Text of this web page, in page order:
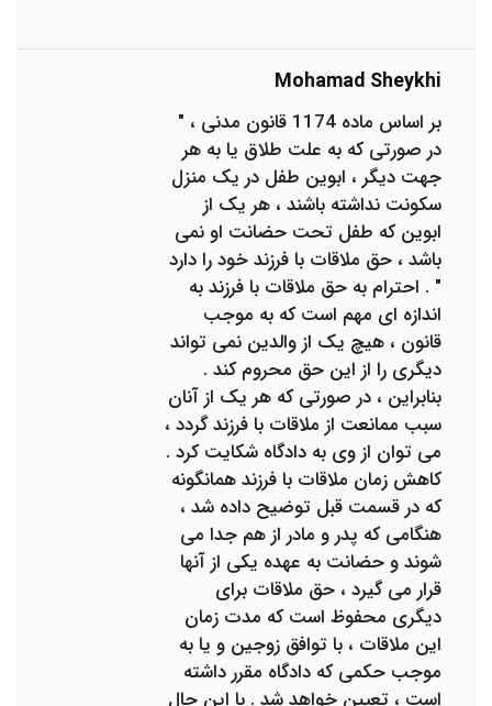
Mohamad Sheykhi
بر اساس ماده 1174 قانون مدنی ، "
در صورتی که به علت طلاق یا به هر
جهت دیگر ، ابوین طفل در یک منزل
سکونت نداشته باشند ، هر یک از
ابوین که طفل تحت حضانت او نمی
باشد ، حق ملاقات با فرزند خود را دارد
" . احترام به حق ملاقات با فرزند به
اندازه ای مهم است که به موجب
قانون ، هیچ یک از والدین نمی تواند
دیگری را از این حق محروم کند .
بنابراین ، در صورتی که هر یک از آنان
سبب ممانعت از ملاقات با فرزند گردد ،
می توان از وی به دادگاه شکایت کرد .
کاهش زمان ملاقات با فرزند همانگونه
که در قسمت قبل توضیح داده شد ،
هنگامی که پدر و مادر از هم جدا می
شوند و حضانت به عهده یکی از آنها
قرار می گیرد ، حق ملاقات برای
دیگری محفوظ است که مدت زمان
این ملاقات ، با توافق زوجین و یا به
موجب حکمی که دادگاه مقرر داشته
است ، تعیین خواهد شد . با این حال